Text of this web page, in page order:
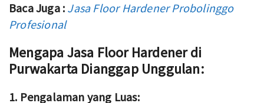
Baca Juga : Jasa Floor Hardener Probolinggo
Profesional
Mengapa Jasa Floor Hardener di
Purwakarta Dianggap Unggulan:
1. Pengalaman yang Luas: